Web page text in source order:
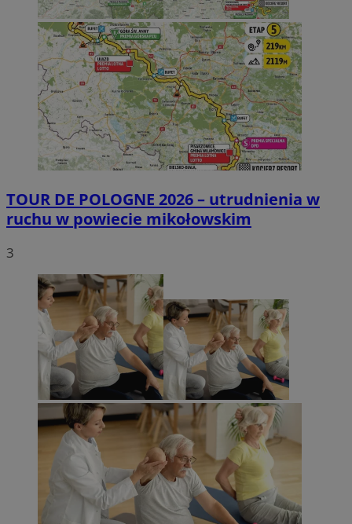
TOUR DE POLOGNE 2026 – utrudnienia w
ruchu w powiecie mikołowskim
3